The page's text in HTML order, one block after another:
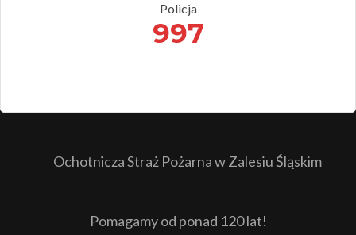
Policja
997
Ochotnicza Straż Pożarna w Zalesiu Śląskim
Pomagamy od ponad 120 lat!